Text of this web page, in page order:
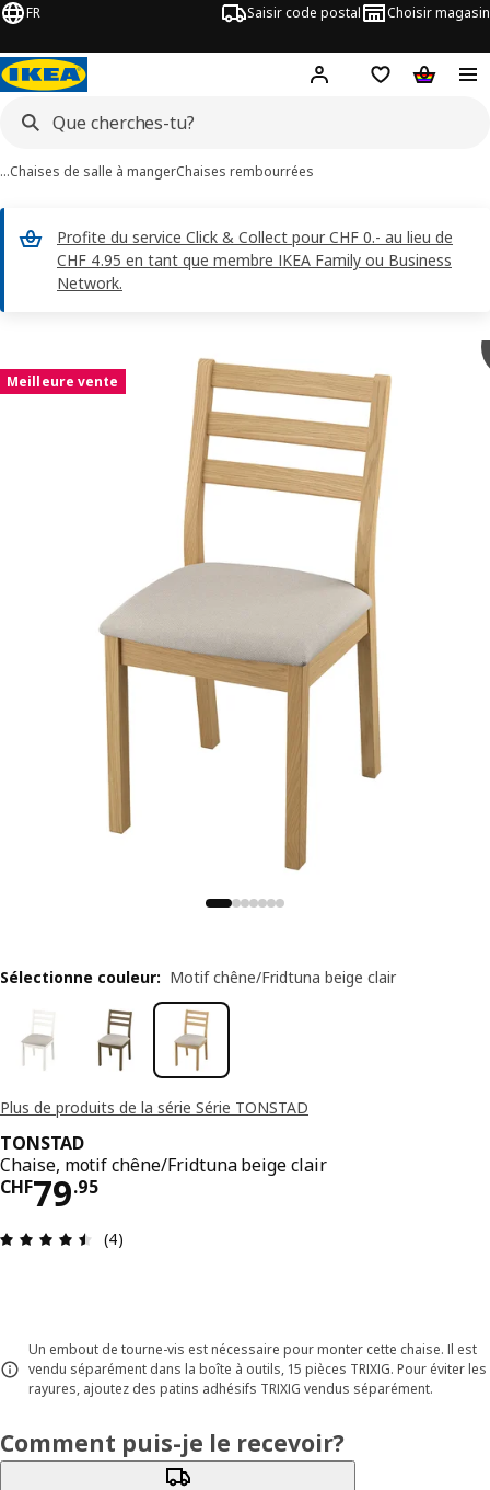
FR Saisir code postal Choisir magasin
Hej! Connecte-toi
Liste d'achats
Panier
…Chaises de salle à mangerChaises rembourrées
Profite du service Click & Collect pour CHF 0.- au lieu de
CHF 4.95 en tant que membre IKEA Family ou Business
Network.
images
Meilleure vente
Plus de produits de la série Série TONSTAD
TONSTAD
Chaise, motif chêne/Fridtuna beige clair
CHF79.95
Prix CHF 79.95
Avis: 4.5 sur 5 étoiles. Nombre total d’avis: 4
(4)
Un embout de tourne-vis est nécessaire pour monter cette chaise. Il est
vendu séparément dans la boîte à outils, 15 pièces TRIXIG. Pour éviter les
rayures, ajoutez des patins adhésifs TRIXIG vendus séparément.
Sélectionne couleur: Motif chêne/Fridtuna beige clair
Comment puis-je le recevoir?